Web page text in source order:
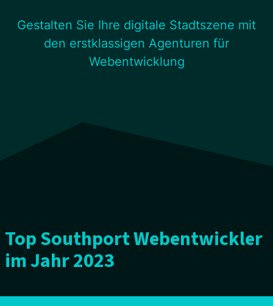
Gestalten Sie Ihre digitale Stadtszene mit
den erstklassigen Agenturen für
Webentwicklung
Top Southport Webentwickler
im Jahr 2023